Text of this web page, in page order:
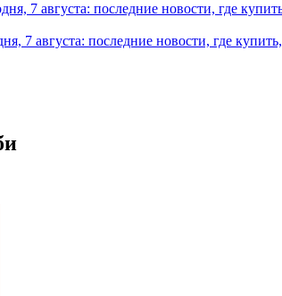
7 августа: последние новости, где
7 августа: последние новости, где